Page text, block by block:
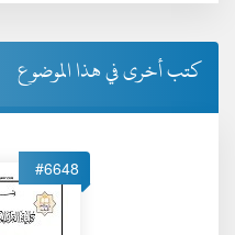
كتب أخرى في هذا الموضوع
#6648